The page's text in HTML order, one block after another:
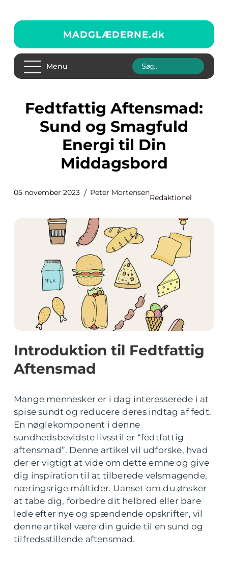
MADGLÆDERNE.dk
Menu
Fedtfattig Aftensmad:
Sund og Smagfuld
Energi til Din
Middagsbord
05 november 2023 Peter Mortensen
Redaktionel
Introduktion til Fedtfattig
Aftensmad
Mange mennesker er i dag interesserede i at
spise sundt og reducere deres indtag af fedt.
En nøglekomponent i denne
sundhedsbevidste livsstil er “fedtfattig
aftensmad”. Denne artikel vil udforske, hvad
der er vigtigt at vide om dette emne og give
dig inspiration til at tilberede velsmagende,
næringsrige måltider. Uanset om du ønsker
at tabe dig, forbedre dit helbred eller bare
lede efter nye og spændende opskrifter, vil
denne artikel være din guide til en sund og
tilfredsstillende aftensmad.